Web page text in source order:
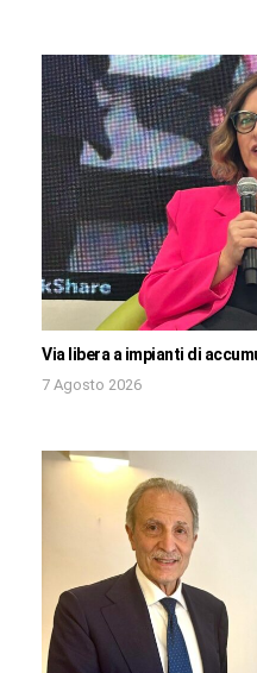
Via libera a impianti di
7 Agosto 2026